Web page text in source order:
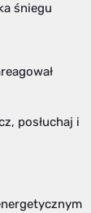
śniegu
posłuchaj i